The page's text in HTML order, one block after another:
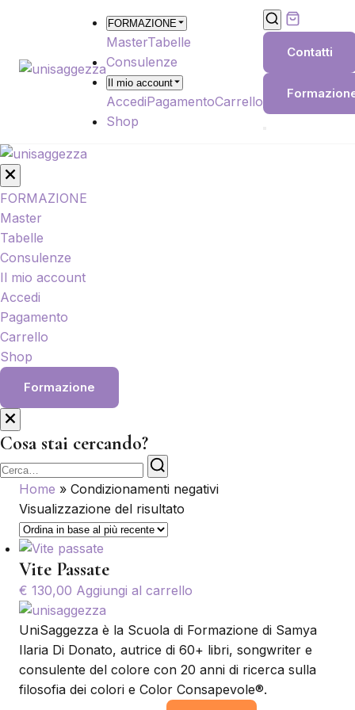
principale
FORMAZIONE
MasterTabelle
Consulenze
Il mio account
AccediPagamentoCarrello
Shop
Contatti
FORMAZIONE
Master
Tabelle
Consulenze
Il mio account
Accedi
Pagamento
Carrello
Shop
Formazione
Cosa stai cercando?
Cerca
Home » Condizionamenti negativi
Visualizzazione del risultato
Vite Passate
€ 130,00 Aggiungi al carrello
UniSaggezza è la Scuola di Formazione di Samya
Ilaria Di Donato, autrice di 60+ libri, songwriter e
consulente del colore con 20 anni di ricerca sulla
filosofia dei colori e Color Consapevole®.